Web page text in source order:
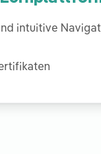
intuitive